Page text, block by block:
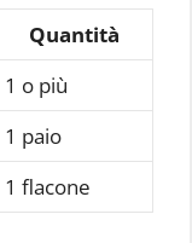
Quantità
1 o più
1 paio
1 flacone